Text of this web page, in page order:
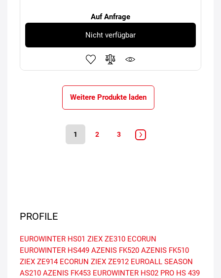
Auf Anfrage
Nicht verfügbar
Weitere Produkte laden
1 2 3
PROFILE
EUROWINTER HS01 ZIEX ZE310 ECORUN
EUROWINTER HS449 AZENIS FK520 AZENIS FK510
ZIEX ZE914 ECORUN ZIEX ZE912 EUROALL SEASON
AS210 AZENIS FK453 EUROWINTER HS02 PRO HS 439